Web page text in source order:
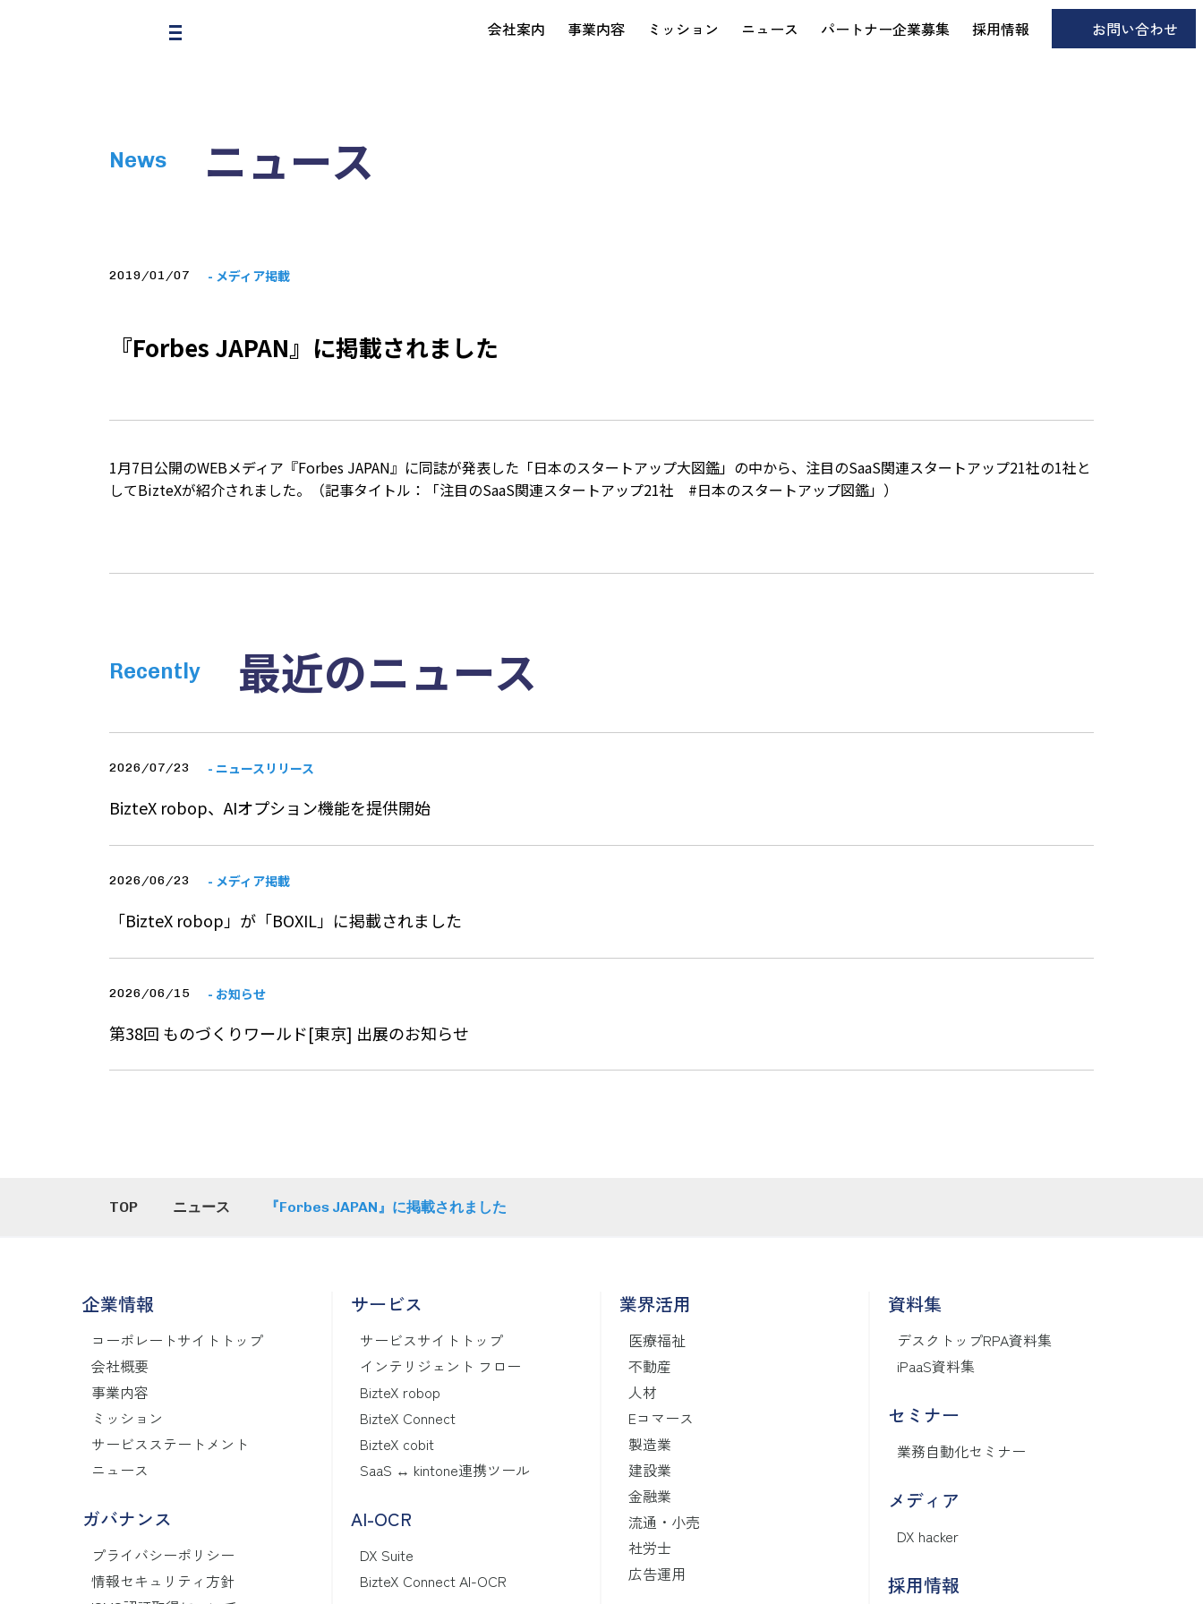
会社案内 事業内容 ミッション ニュース パートナー企業募集 採用情報 お問い合わせ
News ニュース
2019/01/07 - メディア掲載
『Forbes JAPAN』に掲載されました
1月7日公開のWEBメディア『Forbes JAPAN』に同誌が発表した「日本のスタートアップ大図鑑」の中から、注目のSaaS関連スタートアップ21社の1社と
してBizteXが紹介されました。（記事タイトル：「注目のSaaS関連スタートアップ21社 #日本のスタートアップ図鑑」）
Recently 最近のニュース
2026/07/23 - ニュースリリース
BizteX robop、AIオプション機能を提供開始
2026/06/23 - メディア掲載
「BizteX robop」が「BOXIL」に掲載されました
2026/06/15 - お知らせ
第38回 ものづくりワールド[東京] 出展のお知らせ
TOP ニュース 『Forbes JAPAN』に掲載されました
企業情報
コーポレートサイトトップ
会社概要
事業内容
ミッション
サービスステートメント
ニュース
ガバナンス
プライバシーポリシー
情報セキュリティ方針
サービス
サービスサイトトップ
インテリジェント フロー
BizteX robop
BizteX Connect
BizteX cobit
SaaS ↔ kintone連携ツール
AI-OCR
DX Suite
BizteX Connect AI-OCR
業界活用
医療福祉
不動産
人材
Eコマース
製造業
建設業
金融業
流通・小売
社労士
広告運用
資料集
デスクトップRPA資料集
iPaaS資料集
セミナー
業務自動化セミナー
メディア
DX hacker
採用情報